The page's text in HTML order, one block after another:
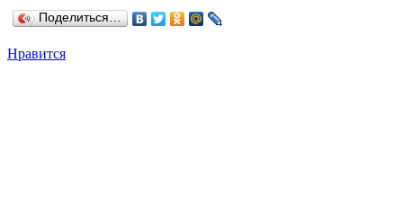
Поделиться…
Нравится